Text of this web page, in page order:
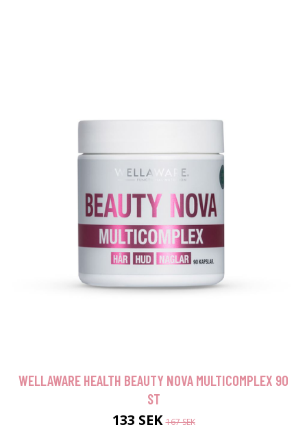
WELLAWARE HEALTH BEAUTY NOVA MULTICOMPLEX 90
ST
133 SEK167 SEK